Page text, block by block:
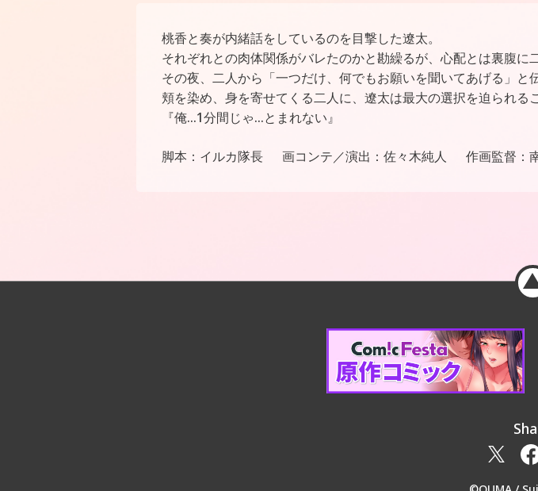
桃香と奏が内緒話をしているのを目撃した遼太。
それぞれとの肉体関係がバレたのかと勘繰るが、心配とは裏腹に
その夜、二人から「一つだけ、何でもお願いを聞いてあげる」と
頬を染め、身を寄せてくる二人に、遼太は最大の選択を迫られる
『俺…1分間じゃ…とまれない』
脚本： イルカ隊長 画コンテ／演出： 佐々木純人 作画監督：